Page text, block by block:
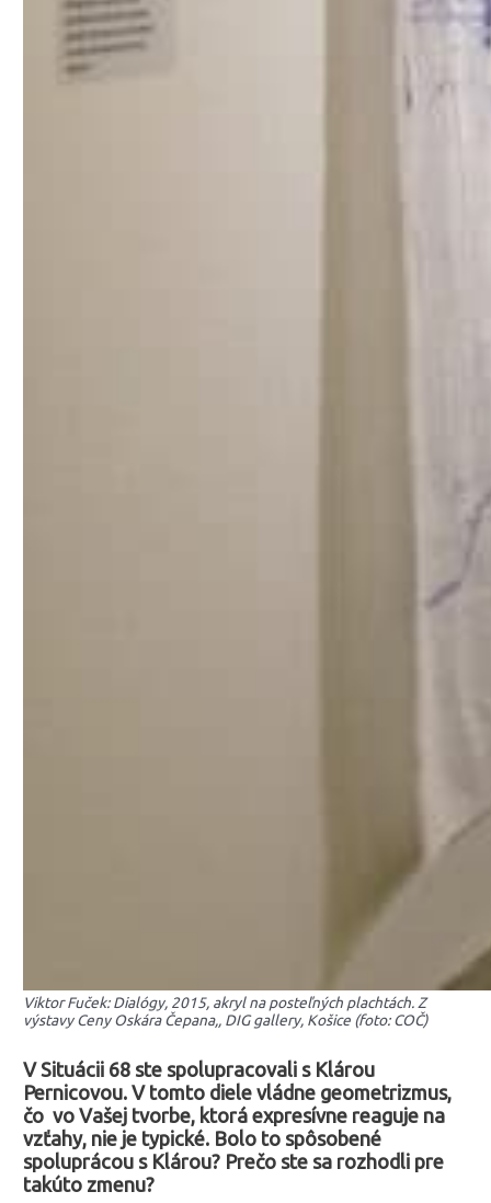
Viktor Fuček: Dialógy, 2015, akryl na posteľných plachtách. Z
výstavy Ceny Oskára Čepana,, DIG gallery, Košice (foto: COČ)
V Situácii 68 ste spolupracovali s Klárou
Pernicovou. V tomto diele vládne geometrizmus,
čo vo Vašej tvorbe, ktorá expresívne reaguje na
vzťahy, nie je typické. Bolo to spôsobené
spoluprácou s Klárou? Prečo ste sa rozhodli pre
takúto zmenu?